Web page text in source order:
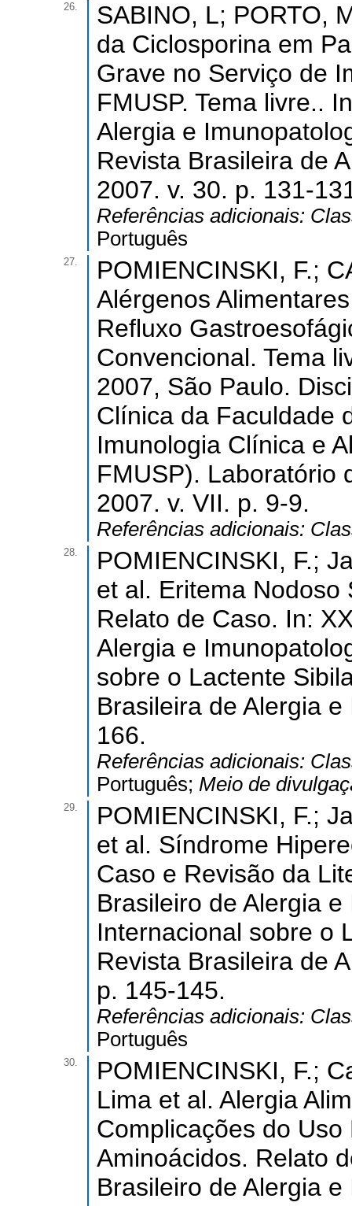
26.
SABINO, L; PORTO,
da Ciclosporina em
Grave no Serviço de
FMUSP. Tema livre..
Alergia e
Revista Brasileira de
2007. v. 30. p. 131-
Referências adicionais:
Português
27.
POMIENCINSKI, F.;
Alérgenos
Refluxo
Convencional. Tema
2007, São Paulo.
Clínica da Faculdade
Imunologia Clínica e
FMUSP). Laboratório
2007. v. VII. p. 9-9.
Referências adicionais:
28.
POMIENCINSKI, F.;
et al. Eritema Nodoso
Relato de Caso. In:
Alergia e
sobre o Lactente
Brasileira de Alergia
166.
Referências adicionais:
Português; Meio de
29.
POMIENCINSKI, F.;
et al. Síndrome
Caso e Revisão da
Brasileiro de Alergia
Internacional sobre o
Revista Brasileira de
p. 145-145.
Referências adicionais:
Português
30.
POMIENCINSKI, F.;
Lima et al. Alergia
Complicações do
Aminoácidos. Relato
Brasileiro de Alergia